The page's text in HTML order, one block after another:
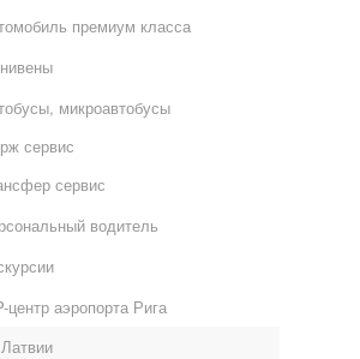
премиум класса
микроавтобусы
сервис
сервис
водитель
центр аэропорта Рига